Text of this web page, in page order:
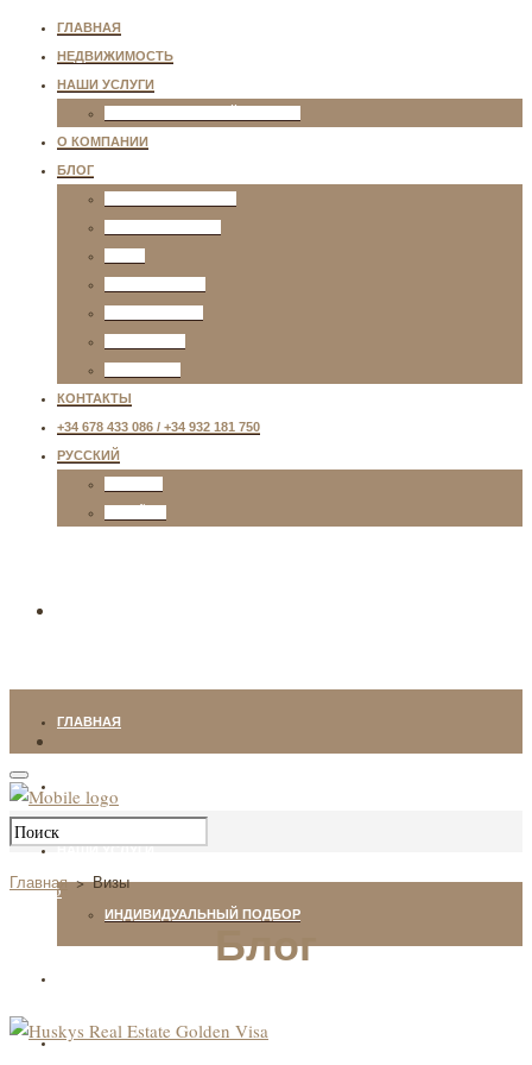
ГЛАВНАЯ
НЕДВИЖИМОСТЬ
НАШИ УСЛУГИ
О КОМПАНИИ
БЛОГ
КОНТАКТЫ
+34 678 433 086 / +34 932 181 750
РУССКИЙ
ГЛАВНАЯ
НАШИ УСЛУГИ
ИНДИВИДУАЛЬНЫЙ ПОДБОР
БЛОГ
Главная>Визы
Блог